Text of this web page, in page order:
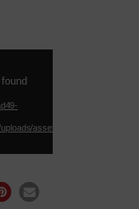
asset_preview/video/file/